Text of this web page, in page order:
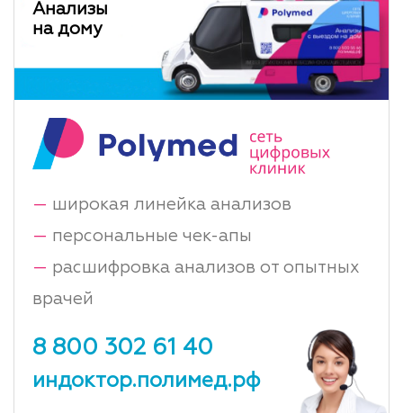
Анализы
на дому
— широкая линейка анализов
— персональные чек-апы
— расшифровка анализов от опытных
врачей
8 800 302 61 40
индоктор.полимед.рф